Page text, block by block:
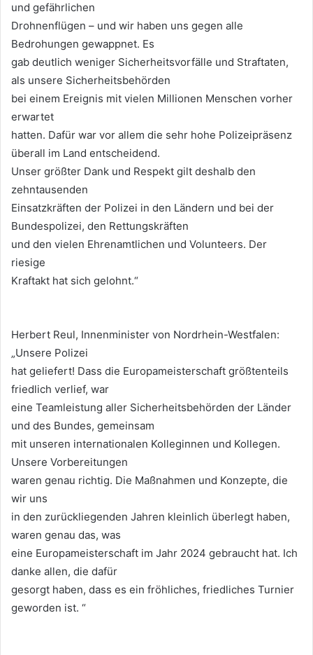
und gefährlichen
Drohnenflügen – und wir haben uns gegen alle
Bedrohungen gewappnet. Es
gab deutlich weniger Sicherheitsvorfälle und Straftaten,
als unsere Sicherheitsbehörden
bei einem Ereignis mit vielen Millionen Menschen vorher
erwartet
hatten. Dafür war vor allem die sehr hohe Polizeipräsenz
überall im Land entscheidend.
Unser größter Dank und Respekt gilt deshalb den
zehntausenden
Einsatzkräften der Polizei in den Ländern und bei der
Bundespolizei, den Rettungskräften
und den vielen Ehrenamtlichen und Volunteers. Der
riesige
Kraftakt hat sich gelohnt.“
Herbert Reul, Innenminister von Nordrhein-Westfalen:
„Unsere Polizei
hat geliefert! Dass die Europameisterschaft größtenteils
friedlich verlief, war
eine Teamleistung aller Sicherheitsbehörden der Länder
und des Bundes, gemeinsam
mit unseren internationalen Kolleginnen und Kollegen.
Unsere Vorbereitungen
waren genau richtig. Die Maßnahmen und Konzepte, die
wir uns
in den zurückliegenden Jahren kleinlich überlegt haben,
waren genau das, was
eine Europameisterschaft im Jahr 2024 gebraucht hat. Ich
danke allen, die dafür
gesorgt haben, dass es ein fröhliches, friedliches Turnier
geworden ist. “